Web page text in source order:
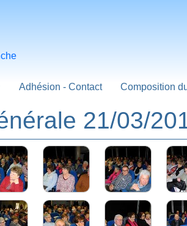
Adhésion - Contact Composition
21/03/